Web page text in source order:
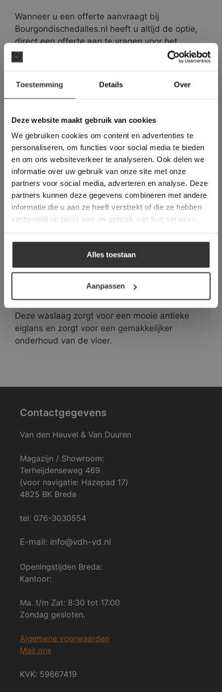
Toestemming Details Over
Deze website maakt gebruik van cookies
We gebruiken cookies om content en advertenties te
personaliseren, om functies voor social media te bieden
en om ons websiteverkeer te analyseren. Ook delen we
informatie over uw gebruik van onze site met onze
partners voor social media, adverteren en analyse. Deze
partners kunnen deze gegevens combineren met andere
informatie die u aan ze heeft verstrekt of die ze hebben
verzameld op basis van uw gebruik van hun services.
Alles toestaan
Aanpassen
Wanneer u een offerte aanvraagt bij
Bourgondischedalles.nl heeft u altijd de optie,
direct een offerte aan te vragen voor het
verwerken van onze tegels. Deze offerte is
verwerking. Onze tegelzetters werken al jaren
ook alle valkuilen, zoals de dikte verschillen en
voegen.
Het impregneren van onze
Bourgondische Dallen
Het impregneren van onze Bourgondische
Dallen gebeurt in 2 lagen. De eerste laag zorgt
stenen minder kwetsbaar worden. Daarnaast
heeft deze diepte impregneer een
kleurverdiepende werking. Hierdoor worden de
extra mooi in beeld gebracht. De tweede laag
bestaat uit een “was”. Dit is onze Dallenwas.
Deze waslaag zorgt voor een mooie antieke
eiglans en zorgt voor een gemakkelijker
onderhoud van de vloer.
Contactgegevens
Van den Heuvel & Van Duuren
Magazijn / Showroom:
Terheijdenseweg 469
(voor navigatie: Hazepad 17)
4825 BK Breda
tel: 076-3030554
E-mail: info@vdh-vd.nl
Openingstijden Breda:
Kantoor:
Ma. t/m Zat: 8:30 tot 17:00
Zondag gesloten.
Algemene voorwaarden
Mail ons
KVK: 59667419
Deze website maakt
gebruik van cookies.
This Cookie Banner was deleted and is no
longer working. Please contact the website
administrator.
Deze website gebruikt cookies om de
gebruikerservaring te verbeteren. Door
gebruik te maken van onze website geeft u
toestemming voor alle cookies in
overeenstemming met ons cookiebeleid.Lees
verder
ALLES ACCEPTEREN
ALLES AFWIJZEN
DETAILS WEERGEVEN